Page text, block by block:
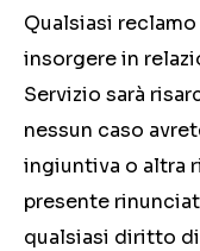
Qualsiasi
insorgere in
Servizio sarà
nessun caso
ingiuntiva o altra
presente
qualsiasi diritto